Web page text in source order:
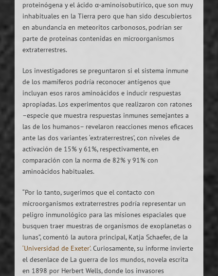
proteinógena y el ácido α-aminoisobutírico, que son muy
inhabituales en la Tierra pero que han sido descubiertos
en abundancia en meteoritos carbonosos, podrían ser
parte de proteínas contenidas en microorganismos
extraterrestres.
Los investigadores se preguntaron si el sistema inmune
de los mamíferos podría reconocer antígenos que
incluyan esos raros aminoácidos e inducir respuestas
apropiadas. Los experimentos que realizaron con ratones
–especie que muestra respuestas inmunes semejantes a
las de los humanos– revelaron reacciones menos eficaces
ante las dos variantes ‘extraterrestres’, con niveles de
activación de 15% y 61%, respectivamente, en
comparación con la norma de 82% y 91% con
aminoácidos habituales.
“Por lo tanto, sugerimos que el contacto con
microorganismos extraterrestres podría representar un
peligro inmunológico para las misiones espaciales que
busquen traer muestras de organismos de exoplanetas o
lunas”, comentó la autora principal, Katja Schaefer, de la
‘Universidad de Exeter’. Curiosamente, su informe invierte
el desenlace de La guerra de los mundos, novela escrita
en 1898 por Herbert Wells, donde los invasores